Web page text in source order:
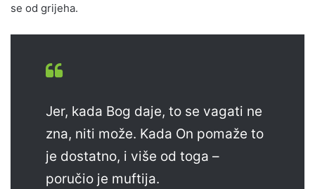
se od grijeha.
Jer, kada Bog daje, to se vagati ne
zna, niti može. Kada On pomaže to
je dostatno, i više od toga –
poručio je muftija.